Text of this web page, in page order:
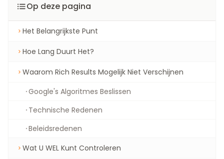
Op deze pagina
Het Belangrijkste Punt
Hoe Lang Duurt Het?
Waarom Rich Results Mogelijk Niet Verschijnen
Google's Algoritmes Beslissen
Technische Redenen
Beleidsredenen
Wat U WEL Kunt Controleren